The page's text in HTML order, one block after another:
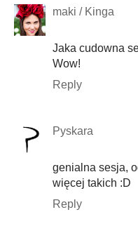
maki / Kinga
Jaka cudowna
Wow!
Reply
Pyskara
genialna sesja,
więcej takich :D
Reply